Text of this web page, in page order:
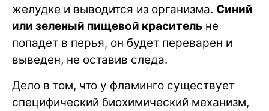
желудке и выводится из организма. Синий
или зеленый пищевой краситель не
попадет в перья, он будет переварен и
выведен, не оставив следа.
Дело в том, что у фламинго существует
специфический биохимический механизм,